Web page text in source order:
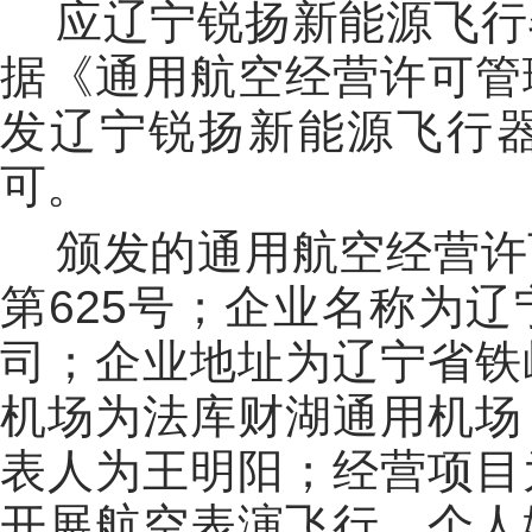
应辽宁锐扬新能源飞行
据《通用航空经营许可
发辽宁锐扬新能源飞行
可。
颁发的通用航空经营许
第625号；企业名称为
司；企业地址为辽宁省
机场为法库财湖通用机
表人为王明阳；经营项